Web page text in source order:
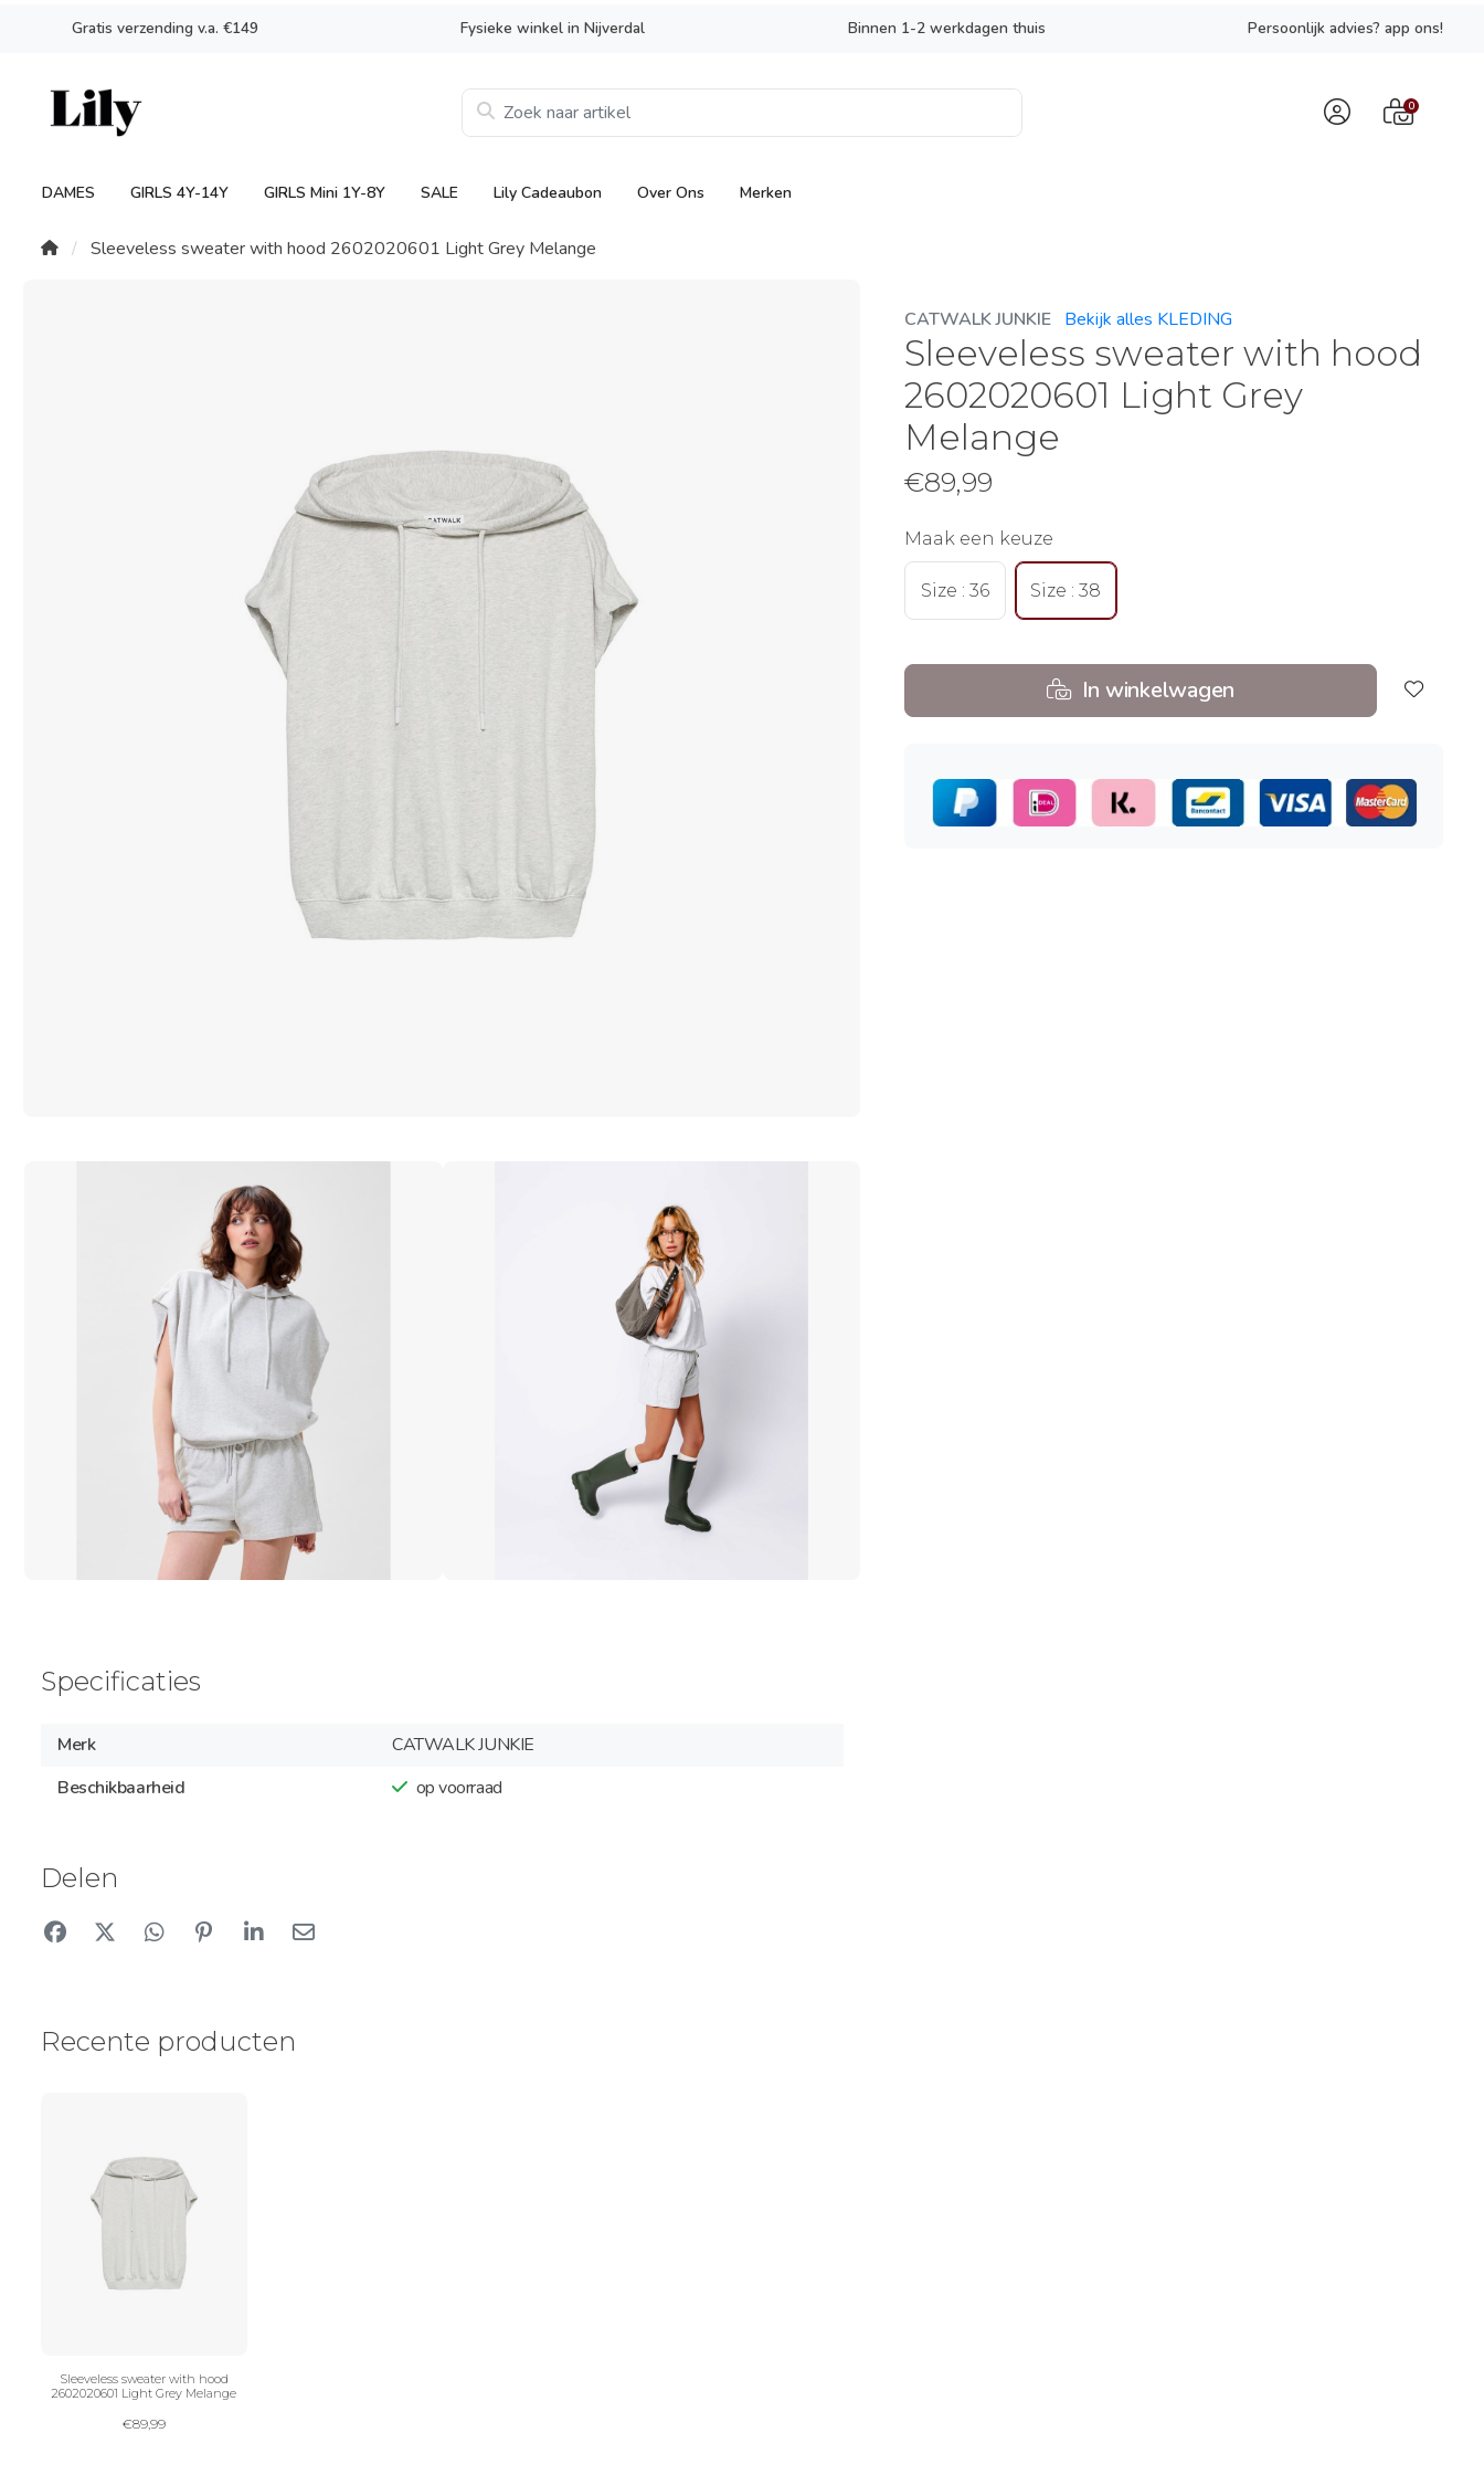
Gratis verzending v.a. €149 Fysieke winkel in Nijverdal Binnen 1-2 werkdagen thuis Persoonlijk advies? app ons!
0
DAMES GIRLS 4Y-14Y GIRLS Mini 1Y-8Y SALE Lily Cadeaubon Over Ons Merken
Sleeveless sweater with hood 2602020601 Light Grey Melange
Specificaties
Merk
CATWALK JUNKIE
Beschikbaarheid
op voorraad
Delen
CATWALK JUNKIE Bekijk alles KLEDING
Sleeveless sweater with hood
2602020601 Light Grey
Melange
€89,99
Maak een keuze
Size : 36 Size : 38
In winkelwagen
Recente producten
Sleeveless sweater with hood
2602020601 Light Grey Melange
€89,99